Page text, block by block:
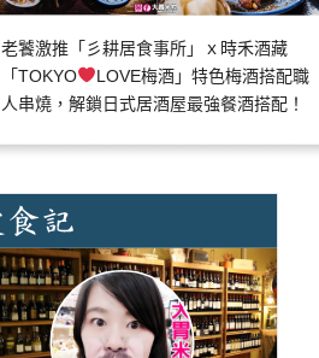
老饕激推「彡耕居食事所」ｘ時禾酒藏
「TOKYO
LOVE梅酒」特色梅酒搭配職
人串燒，解鎖日式居酒屋最強餐酒搭配！